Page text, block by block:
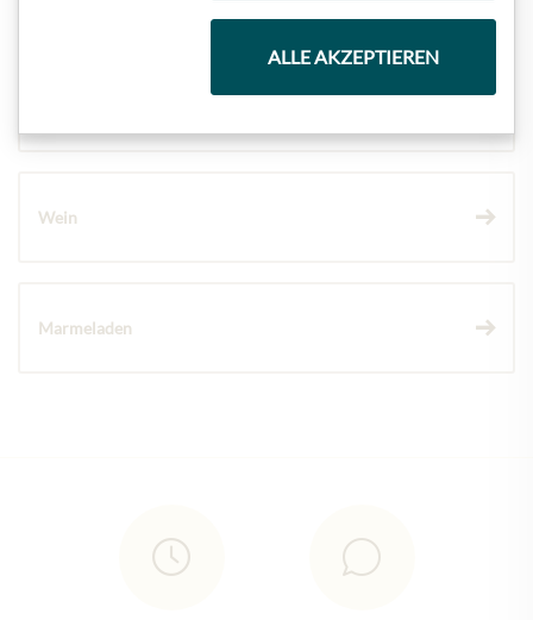
Wein
Marmeladen
ALLE AKZEPTIEREN